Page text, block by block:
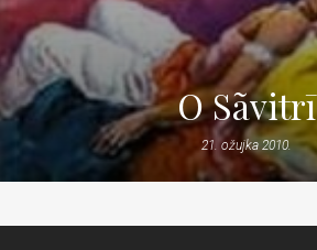
O Sãvitrī
21. ožujka 2010.